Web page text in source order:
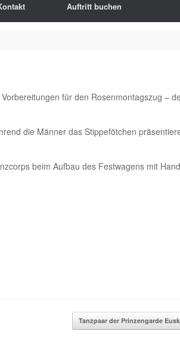
Auftritt buchen
für den Rosenmontagszug –
die Männer das Stippefötchen
beim Aufbau des Festwagens mit
Tanzpaar der Prinzengarde